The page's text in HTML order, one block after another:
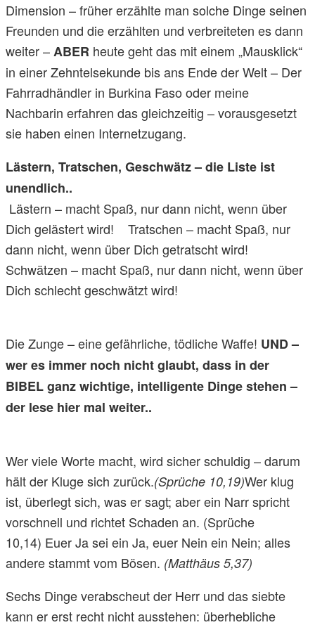
Dimension – früher erzählte man solche Dinge seinen
Freunden und die erzählten und verbreiteten es dann
weiter –ABER heute geht das mit einem „Mausklick“
in einer Zehntelsekunde bis ans Ende der Welt – Der
Fahrradhändler in Burkina Faso oder meine
Nachbarin erfahren das gleichzeitig – vorausgesetzt
sie haben einen Internetzugang.
Lästern, Tratschen, Geschwätz – die Liste ist
unendlich..
Lästern – macht Spaß, nur dann nicht, wenn über
Dich gelästert wird! Tratschen – macht Spaß, nur
dann nicht, wenn über Dich getratscht wird!
Schwätzen – macht Spaß, nur dann nicht, wenn über
Dich schlecht geschwätzt wird!
Die Zunge – eine gefährliche, tödliche Waffe! UND –
wer es immer noch nicht glaubt, dass in der
BIBEL ganz wichtige, intelligente Dinge stehen –
der lese hier mal weiter..
Wer viele Worte macht, wird sicher schuldig – darum
hält der Kluge sich zurück.(Sprüche 10,19)Wer klug
ist, überlegt sich, was er sagt; aber ein Narr spricht
vorschnell und richtet Schaden an. (Sprüche
10,14) Euer Ja sei ein Ja, euer Nein ein Nein; alles
andere stammt vom Bösen. (Matthäus 5,37)
Sechs Dinge verabscheut der Herr und das siebte
kann er erst recht nicht ausstehen: überhebliche